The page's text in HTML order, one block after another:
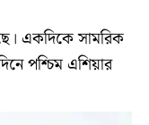
একদিকে সামরিক
পশ্চিম এশিয়ার